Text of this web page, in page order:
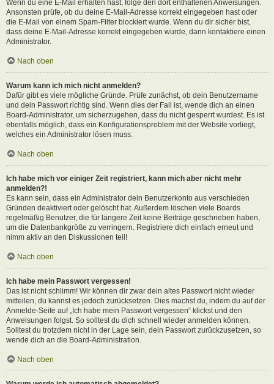
Wenn du eine E-Mail erhalten hast, folge den dort enthaltenen Anweisungen.
Ansonsten prüfe, ob du deine E-Mail-Adresse korrekt eingegeben hast oder
die E-Mail von einem Spam-Filter blockiert wurde. Wenn du dir sicher bist,
dass deine E-Mail-Adresse korrekt eingegeben wurde, dann kontaktiere einen
Administrator.
Nach oben
Warum kann ich mich nicht anmelden?
Dafür gibt es viele mögliche Gründe. Prüfe zunächst, ob dein Benutzername
und dein Passwort richtig sind. Wenn dies der Fall ist, wende dich an einen
Board-Administrator, um sicherzugehen, dass du nicht gesperrt wurdest. Es ist
ebenfalls möglich, dass ein Konfigurationsproblem mit der Website vorliegt,
welches ein Administrator lösen muss.
Nach oben
Ich habe mich vor einiger Zeit registriert, kann mich aber nicht mehr
anmelden?!
Es kann sein, dass ein Administrator dein Benutzerkonto aus verschieden
Gründen deaktiviert oder gelöscht hat. Außerdem löschen viele Boards
regelmäßig Benutzer, die für längere Zeit keine Beiträge geschrieben haben,
um die Datenbankgröße zu verringern. Registriere dich einfach erneut und
nimm aktiv an den Diskussionen teil!
Nach oben
Ich habe mein Passwort vergessen!
Das ist nicht schlimm! Wir können dir zwar dein altes Passwort nicht wieder
mitteilen, du kannst es jedoch zurücksetzen. Dies machst du, indem du auf der
Anmelde-Seite auf „Ich habe mein Passwort vergessen“ klickst und den
Anweisungen folgst. So solltest du dich schnell wieder anmelden können.
Solltest du trotzdem nicht in der Lage sein, dein Passwort zurückzusetzen, so
wende dich an die Board-Administration.
Nach oben